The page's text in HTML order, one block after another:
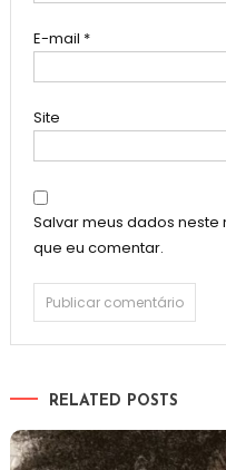
E-mail *
Site
Salvar meus dados
que eu comentar.
RELATED POSTS